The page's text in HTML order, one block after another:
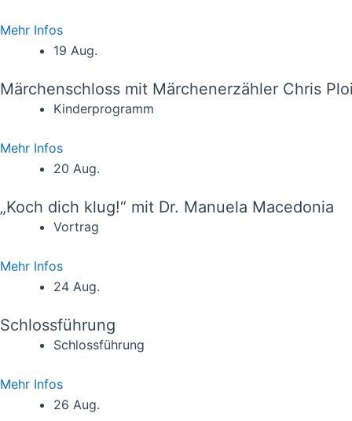
Mehr Infos
19 Aug.
Märchenschloss mit Märchenerzähler Chris
Kinderprogramm
Mehr Infos
20 Aug.
„Koch dich klug!“ mit Dr. Manuela Macedonia
Vortrag
Mehr Infos
24 Aug.
Schlossführung
Schlossführung
Mehr Infos
26 Aug.